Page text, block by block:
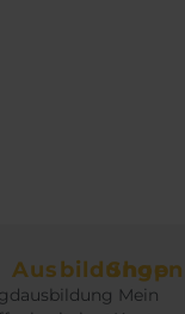
Ausbildungen
Shop
Mein